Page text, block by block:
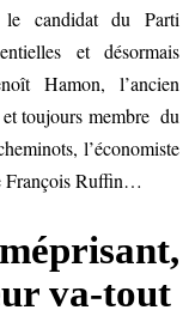
le candidat du Parti
et désormais
Hamon, l’ancien
toujours membre du
l’économiste
François Ruffin…
va-tout